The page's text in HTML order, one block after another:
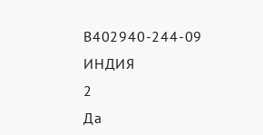
B402940-244-09
ИНДИЯ
2
Да